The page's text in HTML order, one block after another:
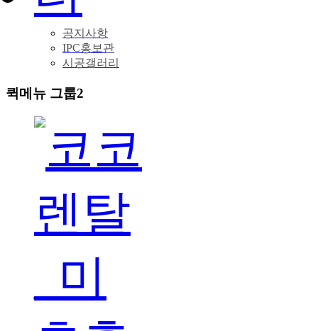
공지사항
IPC홍보관
시공갤러리
퀵메뉴 그룹2